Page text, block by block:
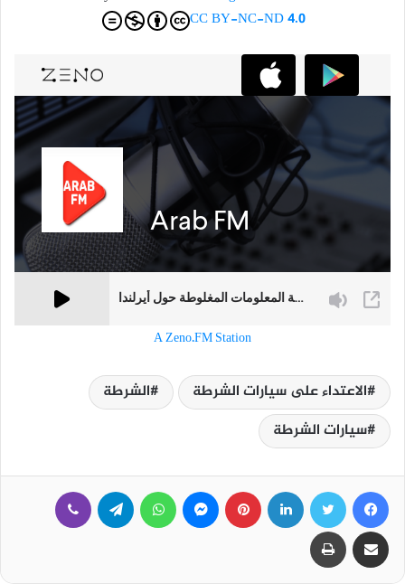
CC BY-NC-ND 4.0
A Zeno.FM Station
الاعتداء على سيارات الشرطة
الشرطة
سيارات الشرطة